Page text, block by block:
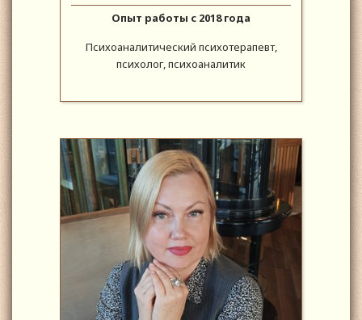
Опыт работы с 2018 года
Психоаналитический психотерапевт,
психолог, психоаналитик